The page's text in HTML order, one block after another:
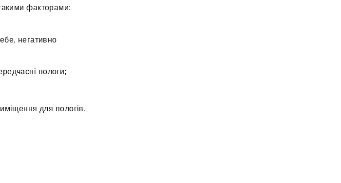
факторами:
негативно
пологи;
для пологів.